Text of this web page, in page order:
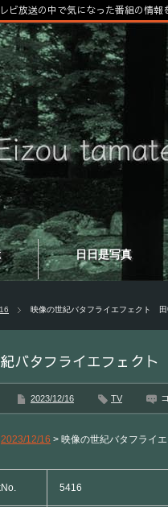
日日是写真
ビ放送の中で気になった番組の情報
映像の世紀バタフライエフェクト
バタフライエフェク
2023/12/16 TV
映
像
世
2023/12/16 > 映像の世紀バタフライ
5416